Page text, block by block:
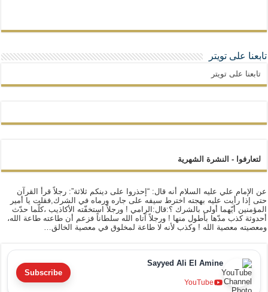
تابعنا على تويتر
تابعنا على تويتر
لتعارفوا - النشرة الشهرية
عن الإمام علي عليه السلام أنه قال: “إحذروا على دينكم ثلاثة”: رجلاً قرأ القرآن
حتى إذا رأيت عليه بهجته اخترط سيفه على جاره ورماه في الشرك,فقلت يا أمير
المؤمنين أيّهما أولى بالشرك ؟:قال:الرامي ! ورجلاً استخفّته الأكاذيب ،كلّما حدّث
أحدوثة كذب مدّها بأطول منها ! ورجلاً آتاه الله سلطاناً فزعم أن طاعته طاعة الله،
ومعصيته معصية الله ! وكذب لأنه لا طاعة لمخلوق في معصية الخالق…
Sayyed Ali El Amine
YouTube
Subscribe